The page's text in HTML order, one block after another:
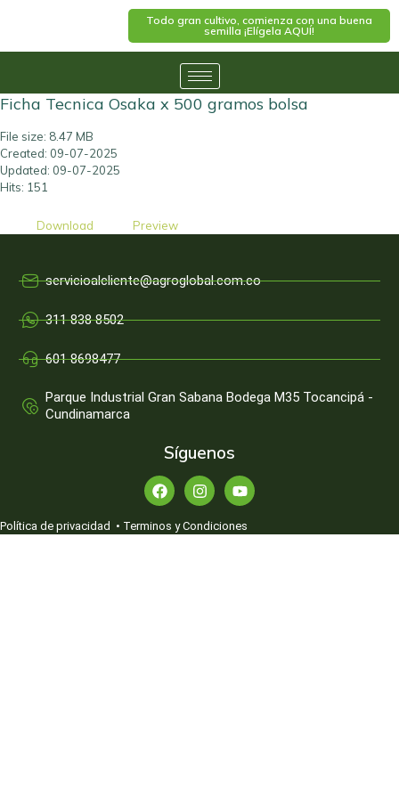
Todo gran cultivo, comienza con una buena
semilla ¡Elígela AQUÍ!
Ficha Tecnica Osaka x 500 gramos bolsa
File size: 8.47 MB
Created: 09-07-2025
Updated: 09-07-2025
Hits: 151
Download Preview
servicioalcliente@agroglobal.com.co
311 838 8502
601 8698477
Parque Industrial Gran Sabana Bodega M35 Tocancipá -
Cundinamarca
Síguenos
Política de privacidad • Terminos y Condiciones